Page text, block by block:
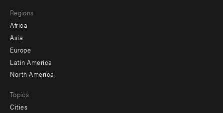
menu
-
secondary
Regions
Africa
Asia
Europe
Latin America
North America
Topics
Cities